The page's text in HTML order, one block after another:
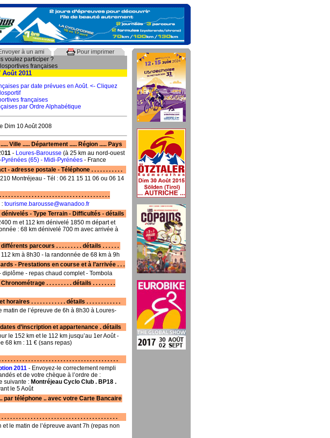
à un ami
Pour imprimer
voulez participer ?
françaises
2011
par date prévues en Août. <- Cliquez
françaises
par Ordre Alphabétique
Dim 10 Août 2008
Ville ..... Département ..... Région ..... Pays
11 - Loures-Barousse (à 25 km au nord-ouest
Pyrénées (65) - Midi-Pyrénées - France
- adresse postale - Téléphone . . . . . . . . . . .
Montréjeau - Tél : 06 21 15 11 06 ou 06 14
. . . . . . . . . . . . . . . . . . . . . . . . . . . . . . . . . .
: tourisme.barousse@wanadoo.fr
- Type Terrain - Difficultés - détails
m et 112 km dénivelé 1850 m départ et
: 68 km dénivelé 700 m avec arrivée à
parcours . . . . . . . . . détails . . . . . .
km à 8h30 - la randonnée de 68 km à 9h
- Prestations en course et à l’arrivée . . .
- repas chaud complet - Tombola
. . . . . . . . . détails . . . . . . . .
. . . . . . . . . . . . détails . . . . . . . . . . . .
matin de l’épreuve de 6h à 8h30 à Loures-
d’inscription et appartenance . détails
le 152 km et le 112 km jusqu’au 1er Août -
68 km : 11 € (sans repas)
. . . . . . . . . . . . . . . . . . . . . . . . . . . . . . . . . . . . .
2011 - Envoyez-le correctement rempli
et de votre chèque à l’ordre de :
suivante : Montréjeau Cyclo Club . BP18 .
le 5 Août
par téléphone .. avec votre Carte Bancaire
. . . . . . . . . . . . . . . . . . . . . . . . . . . . . . . . . . . . .
le matin de l’épreuve avant 7h (repas non